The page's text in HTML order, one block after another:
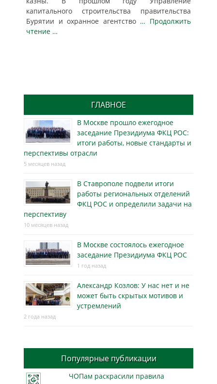
капитального строительства правительства
Бурятии и охранное агентство … Продолжить
чтение …
ГЛАВНОЕ
В Москве прошло ежегодное
заседание Президиума ФКЦ РОС:
итоги работы, новые стандарты и
перспективы отрасли
5 месяцев назад
В Ставрополе подвели итоги
работы региональных отделений
ФКЦ РОС и определили задачи на
перспективу
10 месяцев назад
В Москве состоялось ежегодное
заседание Президиума ФКЦ РОС
1 год назад
Александр Козлов: У нас нет и не
может быть скрытых мотивов и
устремлений
2 года назад
Популярные публикации
ЧОПам раскрасили правила